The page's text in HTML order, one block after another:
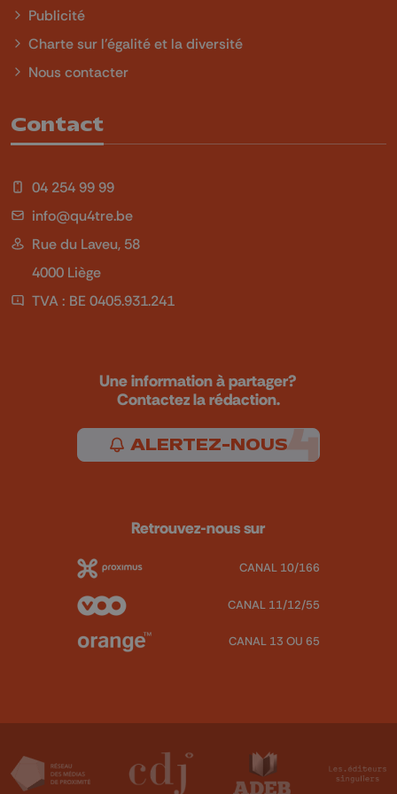
Publicité
Charte sur l'égalité et la diversité
Nous contacter
Contact
04 254 99 99
info@qu4tre.be
Rue du Laveu, 58
4000 Liège
TVA : BE 0405.931.241
Une information à partager?
Contactez la rédaction.
ALERTEZ-NOUS
Retrouvez-nous sur
CANAL 10/166
CANAL 11/12/55
CANAL 13 OU 65